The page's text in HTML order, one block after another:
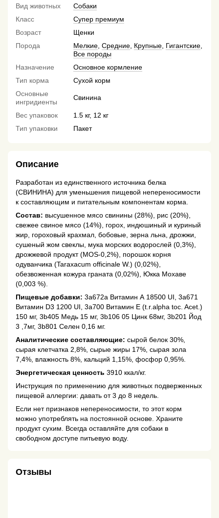
Вид животных
Собаки
Класс
Супер премиум
Возраст
Щенки
Порода
Мелкие Средние Крупные Гигантские
Все породы
Назначение
Основное кормление
Тип корма
Сухой корм
Основные
ингридиенты
Свинина
Вес упаковок
1.5 кг, 12 кг
Тип упаковки
Пакет
Описание
Разработан из единственного источника белка
(СВИНИНА) для уменьшения пищевой непереносимости
к составляющим и питательным компонентам корма.
Состав: высушенное мясо свинины (28%), рис (20%),
свежее свиное мясо (14%), горох, индюшиный и куриный
жир, гороховый крахмал, бобовые, зерна льна, дрожжи,
сушеный жом свеклы, мука морских водорослей (0,3%),
дрожжевой продукт (МОS-0,2%), порошок корня
одуванчика (Taraxacum officinale W.) (0,02%),
обезвоженная кожура граната (0,02%), Юкка Мохаве
(0,003 %).
Пищевые добавки: 3a672a Витамин А 18500 UI, 3a671
Витамин D3 1200 UI, 3a700 Витамин Е (t.r.alpha toc. Acet.)
150 мг, 3b405 Медь 15 мг, 3b106 05 Цинк 68мг, 3b201 Йод
3 ,7мг, 3b801 Селен 0,16 мг.
Аналитические составляющие: сырой белок 30%,
сырая клетчатка 2,8%, сырые жиры 17%, сырая зола
7,4%, влажность 8%, кальций 1,15%, фосфор 0,95%.
Энергетическая ценность 3910 ккал/кг.
Инструкция по применению для животных подверженных
пищевой аллергии: давать от 3 до 8 недель.
Если нет признаков непереносимости, то этот корм
можно употреблять на постоянной основе. Храните
продукт сухим. Всегда оставляйте для собаки в
свободном доступе питьевую воду.
Отзывы